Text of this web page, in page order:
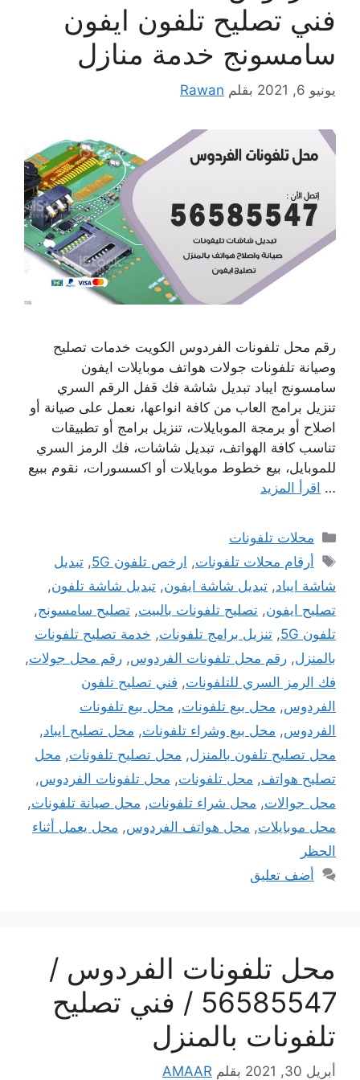
فني تصليح تلفون ايفون
سامسونج خدمة منازل
يونيو 6, 2021 بقلم Rawan
رقم محل تلفونات الفردوس الكويت خدمات تصليح
وصيانة تلفونات جولات هواتف موبايلات ايفون
سامسونج ايباد تبديل شاشة فك قفل الرقم السري
تنزيل برامج العاب من كافة انواعها، نعمل على صيانة أو
اصلاح أو برمجة الموبايلات، تنزيل برامج أو تطبيقات
تناسب كافة الهواتف، تبديل شاشات، فك الرمز السري
للموبايل، بيع خطوط موبايلات أو اكسسورات، نقوم ببيع
… اقرأ المزيد
التصنيفات
محلات تلفونات
الوسوم
أرقام محلات تلفونات, ارخص تلفون 5G ,تبديل
شاشة ايباد, تبديل شاشة ايفون, تبديل شاشة تلفون,
تصليح ايفون, تصليح تلفونات بالبيت, تصليح سامسونج,
تلفون 5G
, تنزيل برامج تلفونات, خدمة تصليح تلفونات
بالمنزل, رقم محل تلفونات الفردوس, رقم محل جولات,
فك الرمز السري للتلفونات, فني تصليح تلفون
الفردوس, محل بيع تلفونات, محل بيع تلفونات
الفردوس, محل بيع وشراء تلفونات, محل تصليح ايباد,
محل تصليح تلفون بالمنزل, محل تصليح تلفونات, محل
تصليح هواتف, محل تلفونات, محل تلفونات الفردوس,
محل جوالات, محل شراء تلفونات, محل صيانة تلفونات,
محل موبايلات, محل هواتف الفردوس, محل يعمل أثناء
الحظر
أضف تعليق
محل تلفونات الفردوس /
56585547 / فني تصليح
تلفونات بالمنزل
أبريل 30, 2021 بقلم AMAAR